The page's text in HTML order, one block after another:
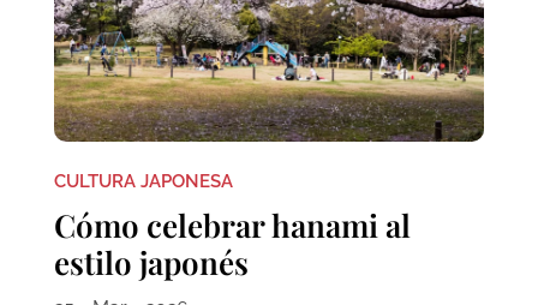
CULTURA JAPONESA
Cómo celebrar hanami al
estilo japonés